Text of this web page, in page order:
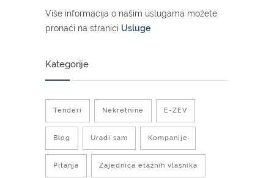
Više informacija o našim uslugama možete
pronaći na stranici Usluge
Kategorije
Tenderi Nekretnine E-ZEV
Blog Uradi sam Kompanije
Pitanja Zajednica etažnih vlasnika